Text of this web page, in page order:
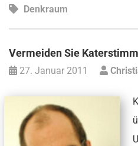
Denkraum
Vermeiden Sie
27. Januar 2011